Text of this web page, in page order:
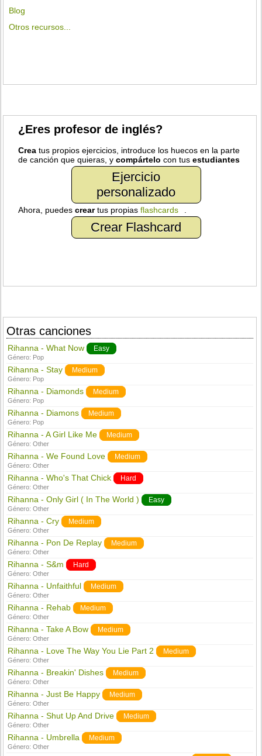
Blog
Otros recursos...
¿Eres profesor de inglés?
Crea tus propios ejercicios, introduce los huecos en la parte
de canción que quieras, ycompártelo con tusestudiantes
Ejercicio
personalizado
Ahora, puedescreartus propiasflashcards
Crear Flashcard
Otras canciones
Rihanna - What Now Easy
Género: Pop
Rihanna - Stay Medium
Género: Pop
Rihanna - Diamonds Medium
Género: Pop
Rihanna - Diamons Medium
Género: Pop
Rihanna - A Girl Like Me Medium
Género:Other
Rihanna - We Found Love Medium
Género:Other
Rihanna - Who's That Chick Hard
Género:Other
Rihanna - Only Girl ( In The World ) Easy
Género:Other
Rihanna - Cry Medium
Género:Other
Rihanna - Pon De Replay Medium
Género:Other
Rihanna - S&m Hard
Género:Other
Rihanna - Unfaithful Medium
Género:Other
Rihanna - Rehab Medium
Género:Other
Rihanna - Take A Bow Medium
Género:Other
Rihanna - Love The Way You Lie Part 2 Medium
Género:Other
Rihanna - Breakin' Dishes Medium
Género:Other
Rihanna - Just Be Happy Medium
Género:Other
Rihanna - Shut Up And Drive Medium
Género:Other
Rihanna - Umbrella Medium
Género:Other